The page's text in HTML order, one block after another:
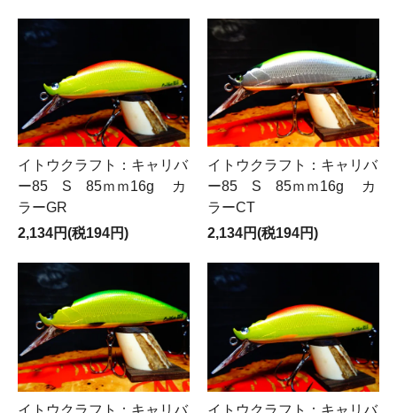
イトウクラフト：キャリバ
ー85 S 85ｍｍ16g カ
ラーGR
2,134円(税194円)
イトウクラフト：キャリバ
ー85 S 85ｍｍ16g カ
ラーCT
2,134円(税194円)
イトウクラフト：キャリバ イトウクラフト：キャリバ